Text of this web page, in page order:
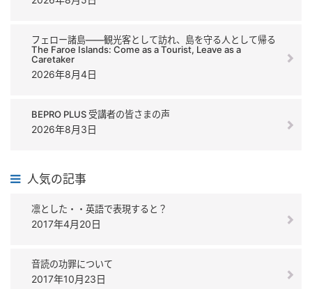
フェロー諸島――観光客として訪れ、島を守る人として帰る
The Faroe Islands: Come as a Tourist, Leave as a
Caretaker
2026年8月4日
BEPRO PLUS 受講者の皆さまの声
2026年8月3日
人気の記事
凛とした・・英語で表現すると？
2017年4月20日
音読の功罪について
2017年10月23日